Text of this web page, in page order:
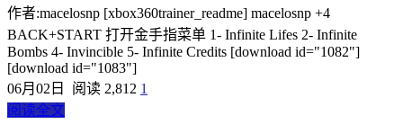
作者:macelosnp [xbox360trainer_readme] macelosnp +4
BACK+START 打开金手指菜单 1- Infinite Lifes 2- Infinite
Bombs 4- Invincible 5- Infinite Credits [download id="1082"]
[download id="1083"]
06月02日
阅读 2,812 1
阅读全文